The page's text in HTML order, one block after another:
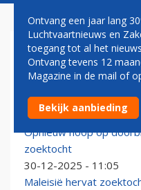
ZOEKTOCHT
Zoektocht naar vermist
17-01-2026 - 09:46
Opnieuw hoop op
zoektocht
30-12-2025 - 11:05
Maleisië hervat
Ontvang een jaar lang
Luchtvaartnieuws en
toegang tot al het
Ontvang tevens 12
Magazine in de mail of
Bekijk aanbieding